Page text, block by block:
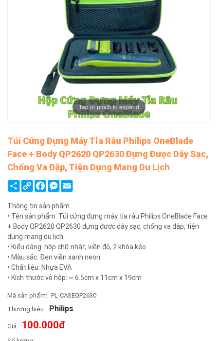
Tap or pinch to expand
Túi Cứng Đựng Máy Tỉa Râu Philips OneBlade
Face + Body QP2620 QP2630 Đựng Được Dây Sạc,
Chống Va Đập, Tiện Dụng Mang Du Lịch
ShareCopy
Link
FacebookMessenger
Email
Thông tin sản phẩm
• Tên sản phẩm: Túi cứng đựng máy tỉa râu Philips OneBlade Face
+ Body QP2620 QP2630 đựng được dây sạc, chống va đập, tiện
dụng mang du lịch
• Kiểu dáng: hộp chữ nhật, viền đỏ, 2 khóa kéo
• Màu sắc: Đen viền xanh neon
• Chất liệu: Nhựa EVA
• Kích thước vỏ hộp: ~ 6.5cm x 11cm x 19cm
Mã sản phẩm: PL-CASEQP2630
Thương hiệu: Philips
Giá: 100.000đ